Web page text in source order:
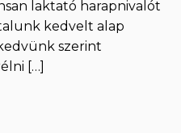
laktató harapnivalót
kedvelt alap
szerint
[…]